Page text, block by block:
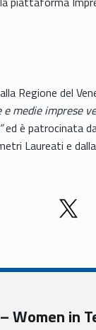
Regione del
medie imprese
ed è patrocinata
Laureati e
Unio
e
Women in